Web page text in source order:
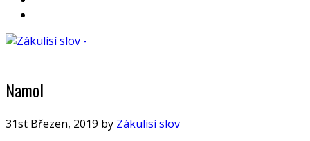
Namol
31st Březen, 2019 by Zákulisí slov